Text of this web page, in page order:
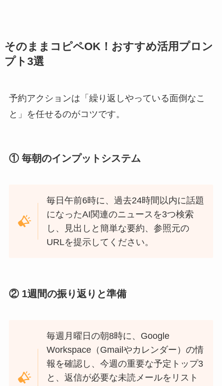
そのままコピペOK！おすすめ活用プロン
プト3選
予約アクションは「繰り返しやっている面倒なこ
と」を任せるのがコツです。
① 毎朝のインプットシステム
毎日午前6時に、過去24時間以内に話題
になったAI関連のニュースを3つ検索
し、見出しと簡単な要約、参照元の
URLを提示してください。
② 1週間の振り返りと準備
毎週月曜日の朝8時に、Google
Workspace（Gmailやカレンダー）の情
報を確認し、今週の重要な予定トップ3
と、返信が必要な未読メールをリスト